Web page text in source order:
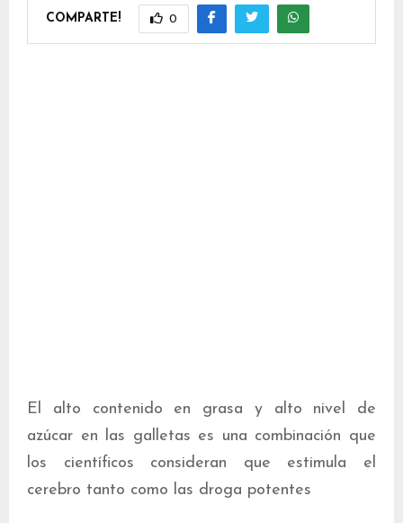
COMPARTE! 0
El alto contenido en grasa y alto nivel de
azúcar en las galletas es una combinación que
los científicos consideran que estimula el
cerebro tanto como las droga potentes